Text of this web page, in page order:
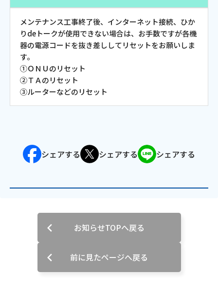
おトクなプラン
パンフレット・チラシ
サイトマップ
安全・安心マーク
安全・安心ガイド
放送番組審議会議事録
メンテナンス工事終了後、インターネット接続、ひか
りdeトークが使用できない場合は、お手数ですが各機
器の電源コードを抜き差ししてリセットをお願いしま
す。
①ＯＮＵのリセット
②ＴＡのリセット
③ルーターなどのリセット
シェアする シェアする シェアする
お知らせTOPへ戻る
前に見たページへ戻る